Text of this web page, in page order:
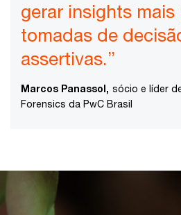
gerar insights mais
tomadas de
assertivas.”
Marcos Panassol, sócio e líder
Forensics da PwC Brasil